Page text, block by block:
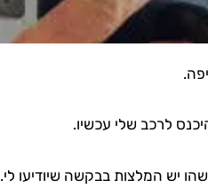
לרכב שלי עכשיו.
יש המלצות בבקשה שיודיעו לי.